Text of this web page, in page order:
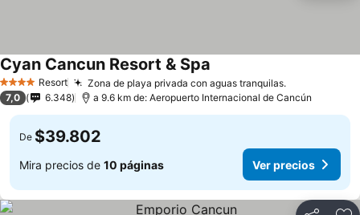
4 EstrellasResort Zona de playa privada con aguas tranquilas.
Cyan Cancun Resort & Spa
7,0 6.348 a 9.6 km de: Aeropuerto Internacional de Cancún
De $39.802
Mira precios de 10 páginas Ver precios